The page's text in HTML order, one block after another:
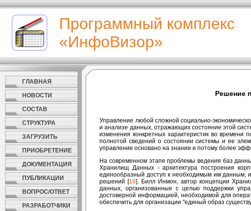
Программный комплекс
«ИнфоВизор»
ГЛАВНАЯ
НОВОСТИ
СОСТАВ
СТРУКТУРА
ЗАГРУЗИТЬ
ПРИОБРЕТЕНИЕ
ДОКУМЕНТАЦИЯ
ПУБЛИКАЦИИ
ВОПРОС/ОТВЕТ
РАЗРАБОТЧИКИ
Решение
Управление любой сложной социально-
и анализе данных, отражающих состояние этой
изменения конкретных характеристик во
полнотой сведений о состоянии системы и ее
управление основано на знании и потому более
На современном этапе проблемы ведения баз
Хранилищ Данных - архитектура построения
единообразный доступ к необходимым им данным,
решений [10]. Билл Инмон, автор концепции
данных, организованные с целью поддержки
достоверной информацией, необходимой для
обеспечить для организации "единый образ